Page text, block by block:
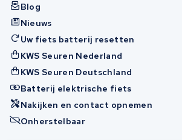
Blog
Nieuws
Uw fiets batterij resetten
KWS Seuren Nederland
KWS Seuren Deutschland
Batterij elektrische fiets
Nakijken en contact opnemen
Onherstelbaar